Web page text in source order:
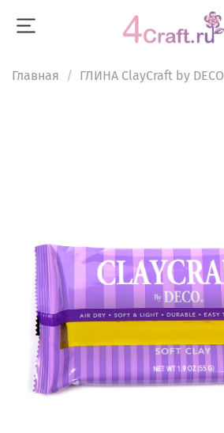
Главная ГЛИНА ClayCraft by DECO